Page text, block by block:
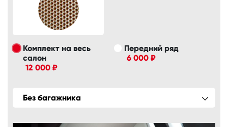
Комплект на весь
салон
12 000 ₽
Передний ряд
6 000 ₽
Без багажника